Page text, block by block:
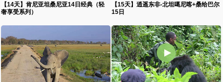
【14天】肯尼亚坦桑尼亚14日经典（轻
奢享受系列）
【15天】逍遥东非-北坦噶尼喀+桑给巴尔
15日